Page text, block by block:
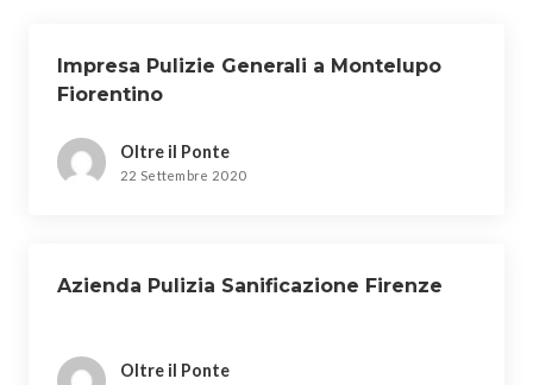
Impresa Pulizie Generali a Montelupo
Fiorentino
Oltre il Ponte
22 Settembre 2020
Azienda Pulizia Sanificazione Firenze
Oltre il Ponte